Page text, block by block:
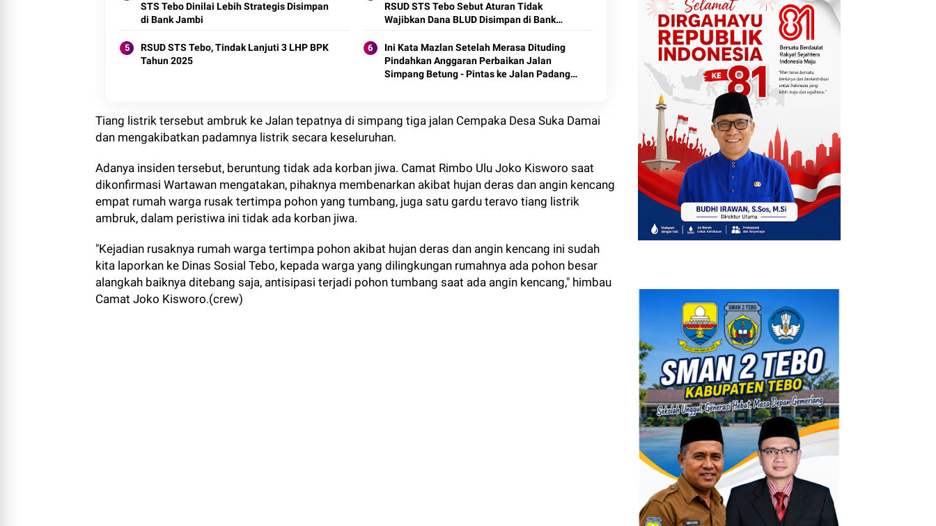
STS Tebo Dinilai Lebih Strategis Disimpan
di Bank Jambi
RSUD STS Tebo Sebut Aturan Tidak
Wajibkan Dana BLUD Disimpan di Bank
RSUD STS Tebo, Tindak Lanjuti 3 LHP BPK
Tahun 2025
Ini Kata Mazlan Setelah Merasa Dituding
Pindahkan Anggaran Perbaikan Jalan
Simpang Betung - Pintas ke Jalan Padang
Tiang listrik tersebut ambruk ke Jalan tepatnya di simpang tiga jalan Cempaka Desa Suka Damai
dan mengakibatkan padamnya listrik secara keseluruhan.
Adanya insiden tersebut, beruntung tidak ada korban jiwa. Camat Rimbo Ulu Joko Kisworo saat
dikonfirmasi Wartawan mengatakan, pihaknya membenarkan akibat hujan deras dan angin kencang
empat rumah warga rusak tertimpa pohon yang tumbang, juga satu gardu teravo tiang listrik
ambruk, dalam peristiwa ini tidak ada korban jiwa.
"Kejadian rusaknya rumah warga tertimpa pohon akibat hujan deras dan angin kencang ini sudah
kita laporkan ke Dinas Sosial Tebo, kepada warga yang dilingkungan rumahnya ada pohon besar
alangkah baiknya ditebang saja, antisipasi terjadi pohon tumbang saat ada angin kencang," himbau
Camat Joko Kisworo.(crew)